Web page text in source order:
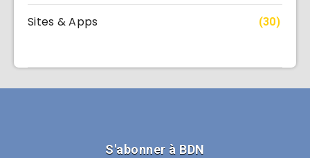
Sites & Apps (30)
S'abonner à BDN